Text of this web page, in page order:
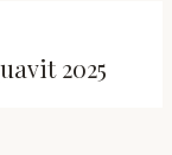
2025